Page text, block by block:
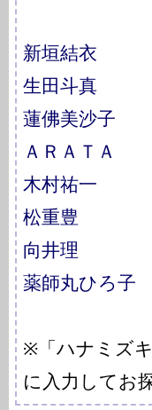
新垣結衣
生田斗真
蓮佛美沙子
ＡＲＡＴＡ
木村祐一
松重豊
向井理
薬師丸ひろ子
※「ハナミズ
に入力してお